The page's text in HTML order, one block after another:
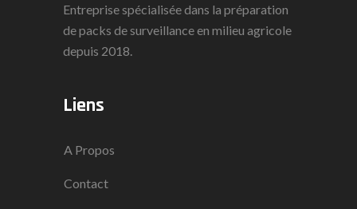
Entreprise spécialisée dans la préparation
de packs de surveillance en milieu agricole
depuis 2018.
Liens
A Propos
Contact